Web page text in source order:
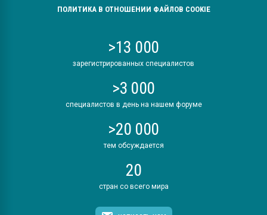
ПОЛИТИКА В ОТНОШЕНИИ ФАЙЛОВ COOKIE
>13 000
зарегистрированных специалистов
>3 000
специалистов в день на нашем форуме
>20 000
тем обсуждается
20
стран со всего мира